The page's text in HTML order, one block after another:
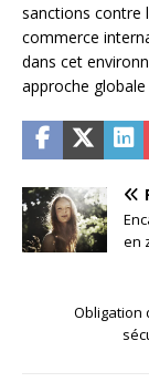
sanctions contre
commerce
dans cet
approche
en
Obligation